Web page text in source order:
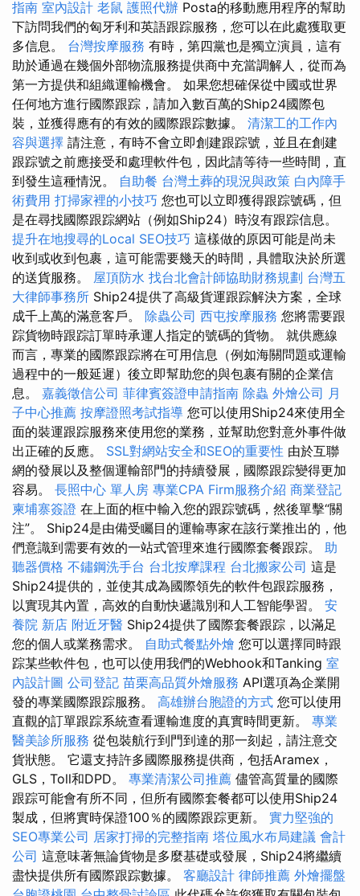
指南 室內設計 老鼠 護照代辦 Posta的移動應用程序的幫助
下訪問我們的匈牙利和英語跟踪服務，您可以在此處獲取更
多信息。 台灣按摩服務 有時，第四黨也是獨立演員，這有
助於通過在幾個外部物流服務提供商中充當調解人，從而為
第一方提供和組織運輸機會。 如果您想確保從中國或世界
任何地方進行國際跟踪，請加入數百萬的Ship24國際包
裝，並獲得應有的有效的國際跟踪數據。 清潔工的工作內
容與選擇 請注意，有時不會立即創建跟踪號，並且在創建
跟踪號之前應接受和處理軟件包，因此請等待一些時間，直
到發生這種情況。 自助餐 台灣土葬的現況與政策 白內障手
術費用 打掃家裡的小技巧 您也可以立即獲得跟踪號碼，但
是在尋找國際跟踪網站（例如Ship24）時沒有跟踪信息。
提升在地搜尋的Local SEO技巧 這樣做的原因可能是尚未
收到或收到包裹，這可能需要幾天的時間，具體取決於所選
的送貨服務。 屋頂防水 找台北會計師協助財務規劃 台灣五
大律師事務所 Ship24提供了高級貨運跟踪解決方案，全球
成千上萬的滿意客戶。 除蟲公司 西屯按摩服務 您將需要跟
踪貨物時跟踪訂單時承運人指定的號碼的貨物。 就供應線
而言，專業的國際跟踪將在可用信息（例如海關問題或運輸
過程中的一般延遲）後立即幫助您的與包裹有關的企業信
息。 嘉義徵信公司 菲律賓簽證申請指南 除蟲 外燴公司 月
子中心推薦 按摩證照考試指導 您可以使用Ship24來使用全
面的裝運跟踪服務來使用您的業務，並幫助您對意外事件做
出正確的反應。 SSL對網站安全和SEO的重要性 由於互聯
網的發展以及整個運輸部門的持續發展，國際跟踪變得更加
容易。 長照中心 單人房 專業CPA Firm服務介紹 商業登記
柬埔寨簽證 在上面的框中輸入您的跟踪號碼，然後單擊“關
注”。 Ship24是由備受矚目的運輸專家在該行業推出的，他
們意識到需要有效的一站式管理來進行國際套餐跟踪。 助
聽器價格 不鏽鋼洗手台 台北按摩課程 台北搬家公司 這是
Ship24提供的，並使其成為國際領先的軟件包跟踪服務，
以實現其內置，高效的自動快遞識別和人工智能學習。 安
養院 新店 附近牙醫 Ship24提供了國際套餐跟踪，以滿足
您的個人或業務需求。 自助式餐點外燴 您可以選擇同時跟
踪某些軟件包，也可以使用我們的Webhook和Tanking 室
內設計圖 公司登記 苗栗高品質外燴服務 API選項為企業開
發的專業國際跟踪服務。 高雄辦台胞證的方式 您可以使用
直觀的訂單跟踪系統查看運輸進度的真實時間更新。 專業
醫美診所服務 從包裝航行到門到達的那一刻起，請注意交
貨狀態。 它還支持許多國際服務提供商，包括Aramex，
GLS，Toll和DPD。 專業清潔公司推薦 儘管高質量的國際
跟踪可能會有所不同，但所有國際套餐都可以使用Ship24
製成，但將實時保證100％的國際跟踪更新。 實力堅強的
SEO專業公司 居家打掃的完整指南 塔位風水布局建議 會計
公司 這意味著無論貨物是多麼基礎或發展，Ship24將繼續
盡快提供所有國際跟踪數據。 客廳設計 律師推薦 外燴擺盤